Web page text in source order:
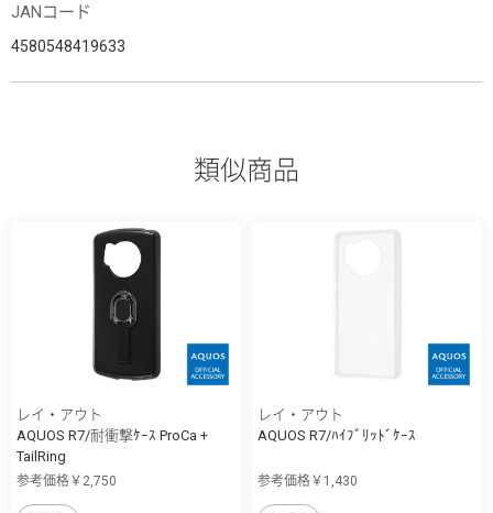
JANコード
4580548419633
類似商品
レイ・アウト
AQUOS R7/耐衝撃ｹｰｽ ProCa +
TailRing
参考価格￥2,750
レイ・アウト
AQUOS R7/ﾊｲﾌﾞﾘｯﾄﾞｹｰｽ
参考価格￥1,430